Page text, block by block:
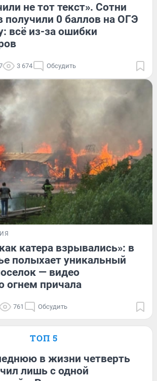
не тот текст». Сотни
получили 0 баллов на ОГЭ
всё из-за ошибки
3 674 Обсудить
катера взрывались»: в
полыхает уникальный
— видео
огнем причала
761 Обсудить
ТОП 5
в жизни четверть
лишь с одной